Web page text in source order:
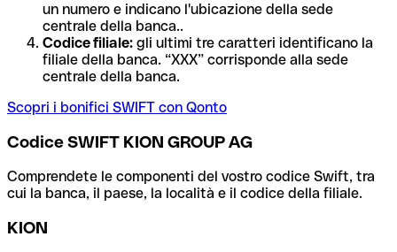
un numero e indicano l'ubicazione della sede
centrale della banca..
Codice filiale: gli ultimi tre caratteri identificano la
filiale della banca. “XXX” corrisponde alla sede
centrale della banca.
Scopri i bonifici SWIFT con Qonto
Codice SWIFT KION GROUP AG
Comprendete le componenti del vostro codice Swift, tra
cui la banca, il paese, la località e il codice della filiale.
KION